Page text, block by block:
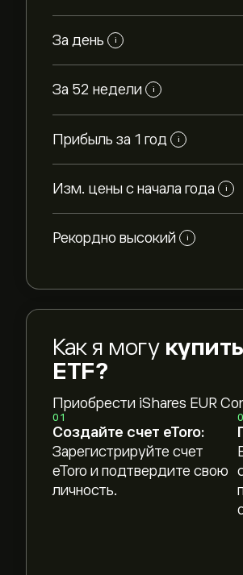
За день i
За 52 недели i
Прибыль за 1 год i
Изм. цены с начала года i
Рекордно высокий i
Как я могу
ETF?
Приобрести iShares EUR
01
Создайте счет eToro:
Зарегистрируйте счет
eToro и подтвердите свою
личность.